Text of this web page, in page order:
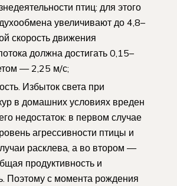
птиц: для этого
увеличивают до 4,8–
скорость движения
должна достигать 0,15–
— 2,25 м/с;
Избыток света при
в домашних условиях вреден
недостаток: в первом случае
агрессивности птицы и
расклева, а во втором —
продуктивность и
Поэтому с момента рождения